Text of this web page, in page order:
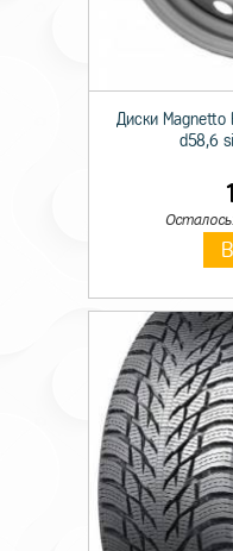
Технические
Шипы
Индекс нагрузки
Диски
d58,6